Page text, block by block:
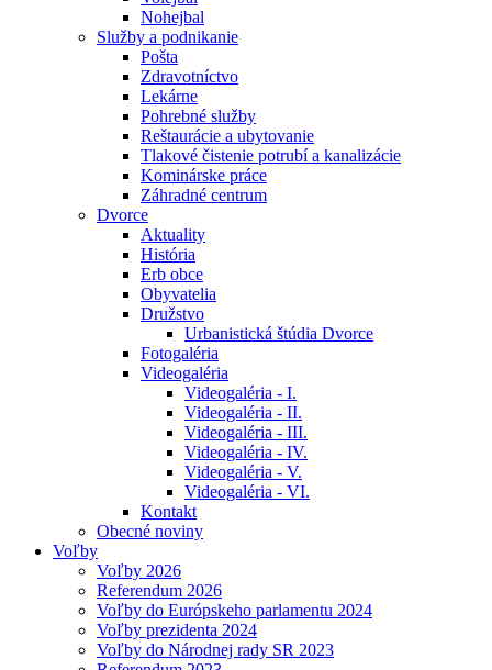
Nohejbal
Služby a podnikanie
Pošta
Zdravotníctvo
Lekárne
Pohrebné služby
Reštaurácie a ubytovanie
Tlakové čistenie potrubí a kanalizácie
Kominárske práce
Záhradné centrum
Dvorce
Aktuality
História
Erb obce
Obyvatelia
Družstvo
Urbanistická štúdia Dvorce
Fotogaléria
Videogaléria
Videogaléria - I.
Videogaléria - II.
Videogaléria - III.
Videogaléria - IV.
Videogaléria - V.
Videogaléria - VI.
Kontakt
Obecné noviny
Voľby
Voľby 2026
Referendum 2026
Voľby do Európskeho parlamentu 2024
Voľby prezidenta 2024
Voľby do Národnej rady SR 2023